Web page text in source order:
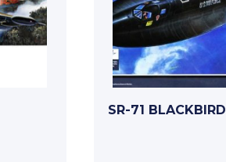
SR-71 BLACKBIRD